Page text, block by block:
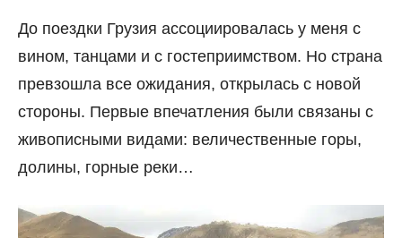
До поездки Грузия ассоциировалась у меня с
вином, танцами и с гостеприимством. Но страна
превзошла все ожидания, открылась с новой
стороны. Первые впечатления были связаны с
живописными видами: величественные горы,
долины, горные реки…